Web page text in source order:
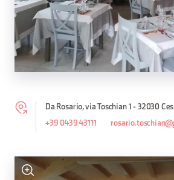
Da Rosario, via Toschian 1 - 32030
+39 0439 43111